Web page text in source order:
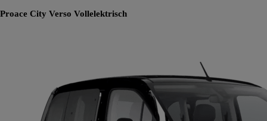
Proace City Verso Vollelektrisch